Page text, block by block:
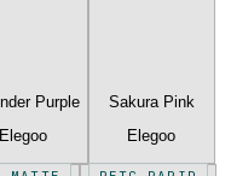
Purple
Elegoo
Sakura Pink
Elegoo